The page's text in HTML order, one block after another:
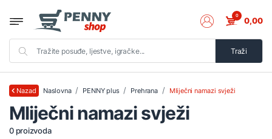
Traži
0 0,00
Nazad Naslovna PENNY plus Prehrana Mliječni namazi svježi
Mliječni namazi svježi
0 proizvoda